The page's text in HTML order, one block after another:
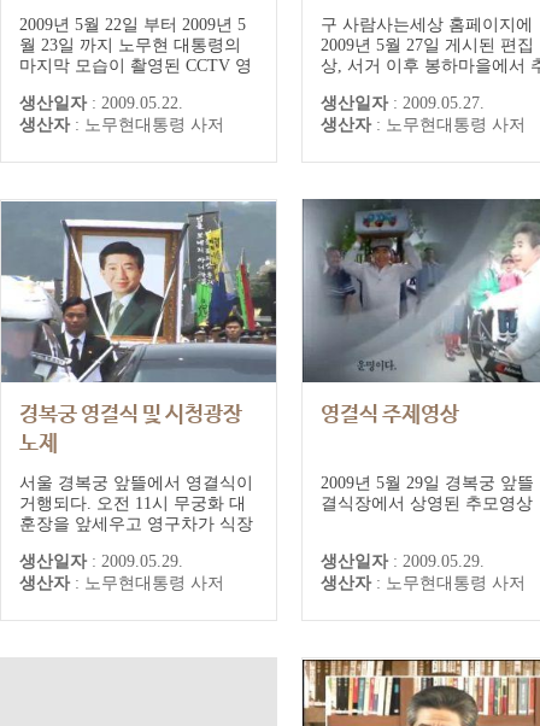
2009년 5월 22일 부터 2009년 5
월 23일 까지 노무현 대통령의
마지막 모습이 촬영된 CCTV 영
생산일자 : 2009.05.22.
생산자 : 노무현대통령 사저
구 사람사는세상 홈페이지에
2009년 5월 27일 게시된 편집
상, 서거 이후 봉하마을에서
생산일자 : 2009.05.27.
생산자 : 노무현대통령 사저
경복궁 영결식 및 시청광장
노제
서울 경복궁 앞뜰에서 영결식이
거행되다. 오전 11시 무궁화 대
훈장을 앞세우고 영구차가 식장
서 일어나 예의를 갖추다. 영결
식엔 유족들과 전·현직 대통령,
단 등 3천5백여 명이 참석하다.
생산일자 : 2009.05.29.
생산자 : 노무현대통령 사저
영결식 주제영상
2009년 5월 29일 경복궁 앞뜰
결식장에서 상영된 추모영상
생산일자 : 2009.05.29.
생산자 : 노무현대통령 사저